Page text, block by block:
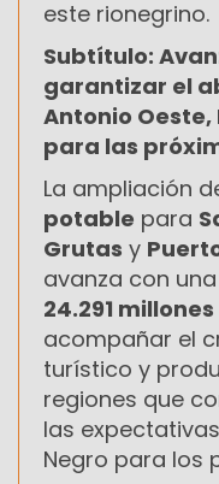
este rionegrino.
Subtítulo:
garantizar el
Antonio Oeste,
para las
La ampliación
potable para
Grutas y
avanza con
24.291
acompañar el
turístico y
regiones que
las
Negro para los